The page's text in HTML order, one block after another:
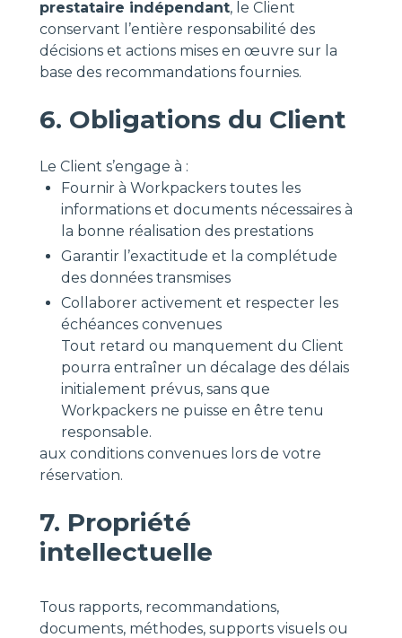
prestataire indépendant, le Client
conservant l’entière responsabilité des
décisions et actions mises en œuvre sur la
base des recommandations fournies.
6. Obligations du Client
Le Client s’engage à :
Fournir à Workpackers toutes les
informations et documents nécessaires à
la bonne réalisation des prestations
Garantir l’exactitude et la complétude
des données transmises
Collaborer activement et respecter les
échéances convenues
Tout retard ou manquement du Client
pourra entraîner un décalage des délais
initialement prévus, sans que
Workpackers ne puisse en être tenu
responsable.
aux conditions convenues lors de votre
réservation.
7. Propriété
intellectuelle
Tous rapports, recommandations,
documents, méthodes, supports visuels ou